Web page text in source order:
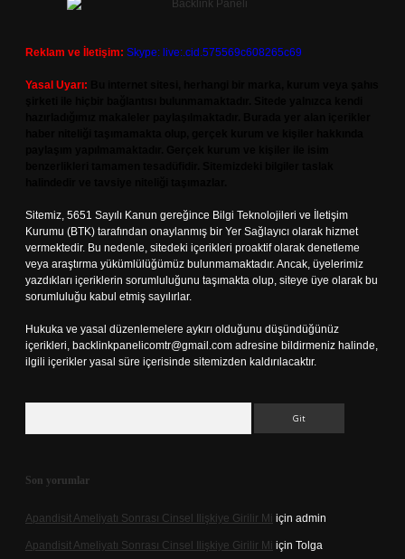
Reklam ve İletişim: Skype: live:.cid.575569c608265c69
Yasal Uyarı:
Sitemiz, 5651 Sayılı Kanun gereğince Bilgi Teknolojileri ve İletişim
Kurumu (BTK) tarafından onaylanmış bir Yer Sağlayıcı olarak hizmet
vermektedir. Bu nedenle, sitedeki içerikleri proaktif olarak denetleme
veya araştırma yükümlülüğümüz bulunmamaktadır. Ancak, üyelerimiz
yazdıkları içeriklerin sorumluluğunu taşımakta olup, siteye üye olarak bu
sorumluluğu kabul etmiş sayılırlar.
Hukuka ve yasal düzenlemelere aykırı olduğunu düşündüğünüz
içerikleri, backlinkpanelicomtr@gmail.com adresine bildirmeniz halinde,
ilgili içerikler yasal süre içerisinde sitemizden kaldırılacaktır.
Son yorumlar
Apandisit Ameliyatı Sonrası Cinsel Ilişkiye Girilir Mi için admin
Apandisit Ameliyatı Sonrası Cinsel Ilişkiye Girilir Mi için Tolga